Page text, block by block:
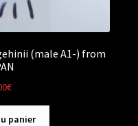
(male A1-) from
€
panier